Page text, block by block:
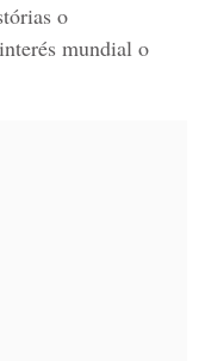
o
mundial o